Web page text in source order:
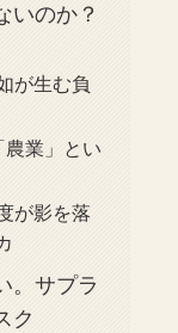
いのか？
が生む負
農業」とい
が影を落
。サプラ
ク